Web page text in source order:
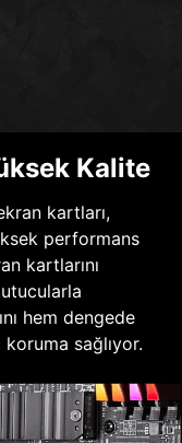
Kalite
kartları,
performans
kartlarını
hem dengede
sağlıyor.